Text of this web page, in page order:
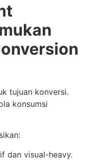
tujuan konversi.
konsumsi
dan visual-heavy.